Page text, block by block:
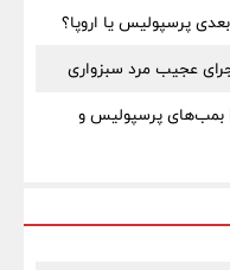
پرسپولیس یا اروپا؟
عجیب مرد سبزواری
| بمب‌های پرسپولیس و